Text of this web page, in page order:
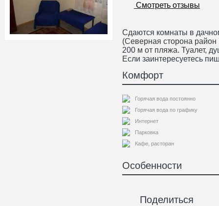
Смотреть отзывы
Сдаются комнаты в
(Северная сторона район
200 м от пляжа. Туалет,
Если заинтересуетесь
Комфорт
Горячая вода постоянно
Горячая вода по графику
Интернет
Парковка
Кафе, расторан
Особенности
Поделиться